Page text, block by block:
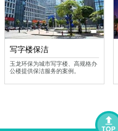
写字楼保洁
玉龙环保为城市写字楼、高规格办
公楼提供保洁服务的案例。